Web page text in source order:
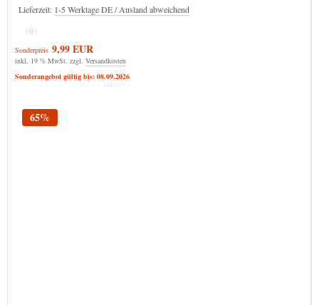
Lieferzeit: 1-5 Werktage DE / Ausland abweichend
(0)
Sonderpreis 9,99 EUR
inkl. 19 % MwSt. zzgl. Versandkosten
Sonderangebot gültig bis: 08.09.2026
65%